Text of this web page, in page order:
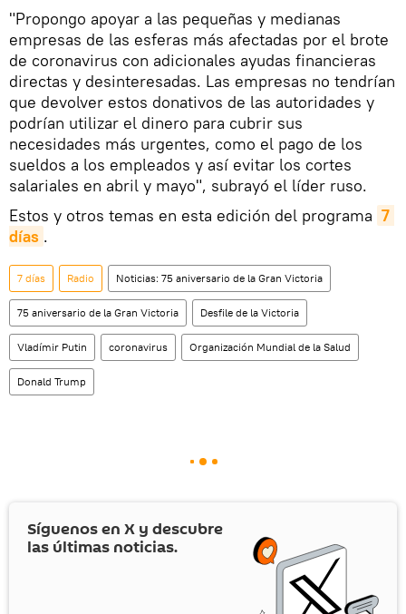
"Propongo apoyar a las pequeñas y medianas
empresas de las esferas más afectadas por el brote
de coronavirus con adicionales ayudas financieras
directas y desinteresadas. Las empresas no tendrían
que devolver estos donativos de las autoridades y
podrían utilizar el dinero para cubrir sus
necesidades más urgentes, como el pago de los
sueldos a los empleados y así evitar los cortes
salariales en abril y mayo", subrayó el líder ruso.
Estos y otros temas en esta edición del programa 7
días .
7 días Radio Noticias: 75 aniversario de la Gran Victoria
75 aniversario de la Gran Victoria Desfile de la Victoria
Vladímir Putin coronavirus Organización Mundial de la Salud
Donald Trump
Síguenos en X y descubre
las últimas noticias.